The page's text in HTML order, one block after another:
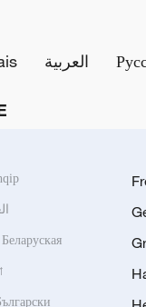
العربية
Беларуская